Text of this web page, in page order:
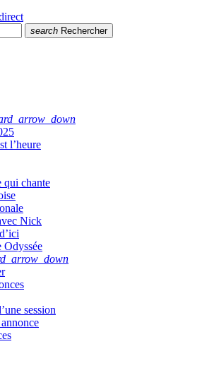
search Rechercher
l’heure
qui chante
Nick
Odyssée
session